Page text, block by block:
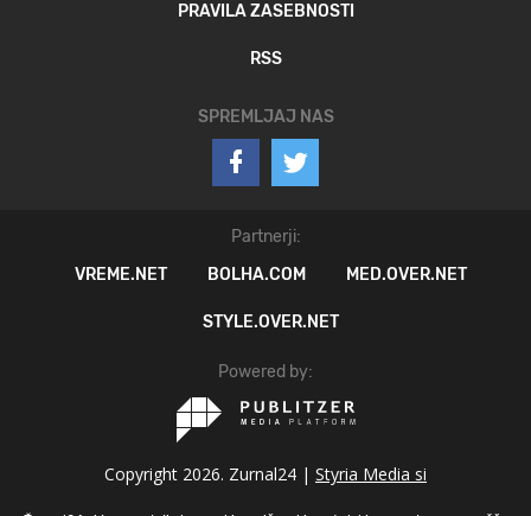
PRAVILA ZASEBNOSTI
RSS
SPREMLJAJ NAS
Partnerji:
VREME.NET
BOLHA.COM MED.OVER.NET
STYLE.OVER.NET
Powered by:
Copyright 2026. Zurnal24 | Styria Media si